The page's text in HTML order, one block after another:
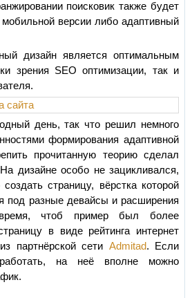
поисковик также будет
версии либо адаптивный
дизайн является оптимальным
зрения SEO оптимизации, так и
день, так что решил немного
формирования адаптивной
прочитанную теорию сделал
дизайне особо не зацикливался,
страницу, вёрстка которой
под разные девайсы и расширения
чтоб пример был более
в виде рейтинга интернет
партнёрской сети Admitad. Если
на неё вполне можно